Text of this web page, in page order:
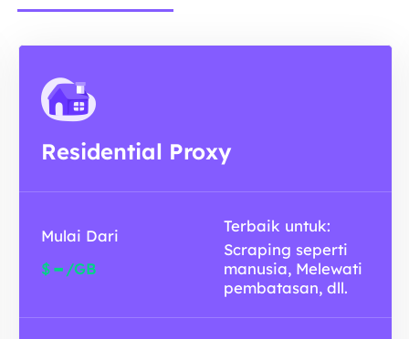
Residential Proxy
Mulai Dari
$- /GB
Terbaik untuk:
Scraping seperti
manusia, Melewati
pembatasan, dll.